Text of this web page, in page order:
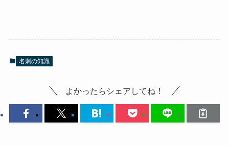
名刺の知識
よかったらシェアしてね！